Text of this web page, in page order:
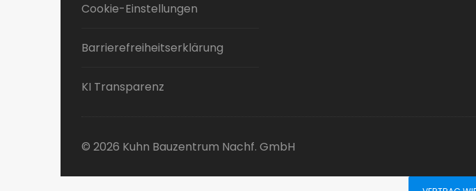
Cookie-Einstellungen
Barrierefreiheitserklärung
KI Transparenz
© 2026 Kuhn Bauzentrum Nachf. GmbH